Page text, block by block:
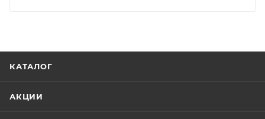
КАТАЛОГ
АКЦИИ